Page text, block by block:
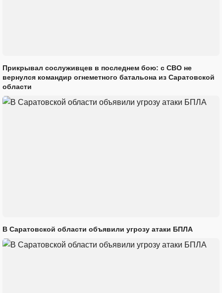
Прикрывал сослуживцев в последнем бою: с СВО не
вернулся командир огнеметного батальона из Саратовской
области
В Саратовской области объявили угрозу атаки БПЛА